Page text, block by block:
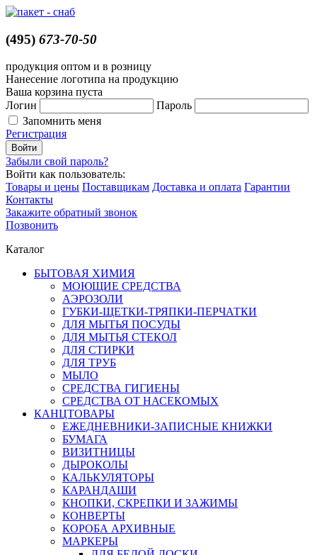
(495) 673-70-50
продукция оптом и в розницу
Нанесение логотипа на продукцию
Ваша корзина пуста
Логин
Пароль
Запомнить меня
Регистрация
Забыли свой пароль?
Войти как пользователь:
Товары и цены Поставщикам Доставка и оплата Гарантии
Контакты
Закажите обратный звонок
Позвонить
Каталог
БЫТОВАЯ ХИМИЯ
МОЮЩИЕ СРЕДСТВА
АЭРОЗОЛИ
ГУБКИ-ЩЕТКИ-ТРЯПКИ-ПЕРЧАТКИ
ДЛЯ МЫТЬЯ ПОСУДЫ
ДЛЯ МЫТЬЯ СТЕКОЛ
ДЛЯ СТИРКИ
ДЛЯ ТРУБ
МЫЛО
СРЕДСТВА ГИГИЕНЫ
СРЕДСТВА ОТ НАСЕКОМЫХ
КАНЦТОВАРЫ
ЕЖЕДНЕВНИКИ-ЗАПИСНЫЕ КНИЖКИ
БУМАГА
ВИЗИТНИЦЫ
ДЫРОКОЛЫ
КАЛЬКУЛЯТОРЫ
КАРАНДАШИ
КНОПКИ, СКРЕПКИ И ЗАЖИМЫ
КОНВЕРТЫ
КОРОБА АРХИВНЫЕ
МАРКЕРЫ